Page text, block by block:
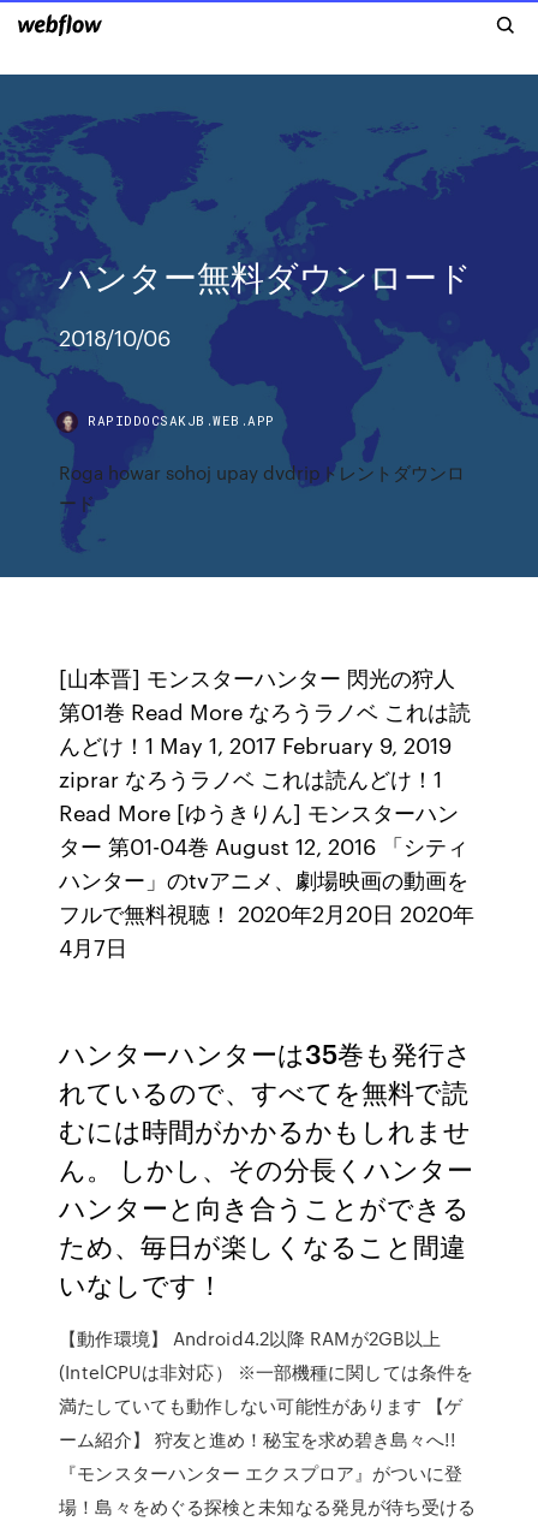
ハンター無料ダウンロード
2018/10/06
RAPIDDOCSAKJB.WEB.APP
Roga howar sohoj upay dvdripトレントダウンロ
ード
[山本晋] モンスターハンター 閃光の狩人
第01巻 Read More なろうラノベ これは読
んどけ！1 May 1, 2017 February 9, 2019
ziprar なろうラノベ これは読んどけ！1
Read More [ゆうきりん] モンスターハン
ター 第01-04巻 August 12, 2016 「シティ
ハンター」のtvアニメ、劇場映画の動画を
フルで無料視聴！ 2020年2月20日 2020年
4月7日
ハンターハンターは35巻も発行さ
れているので、すべてを無料で読
むには時間がかかるかもしれませ
ん。 しかし、その分長くハンター
ハンターと向き合うことができる
ため、毎日が楽しくなること間違
いなしです！
【動作環境】 Android4.2以降 RAMが2GB以上
(IntelCPUは非対応） ※一部機種に関しては条件を
満たしていても動作しない可能性があります 【ゲ
ーム紹介】 狩友と進め！秘宝を求め碧き島々へ!!
『モンスターハンター エクスプロア』がついに登
場！島々をめぐる探検と未知なる発見が待ち受ける